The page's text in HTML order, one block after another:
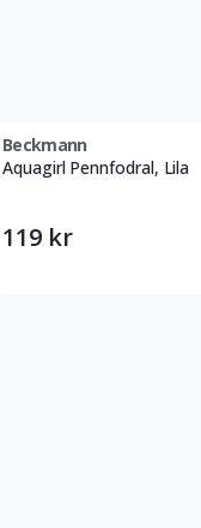
Beckmann
Aquagirl Pennfodral, Lila
119 kr